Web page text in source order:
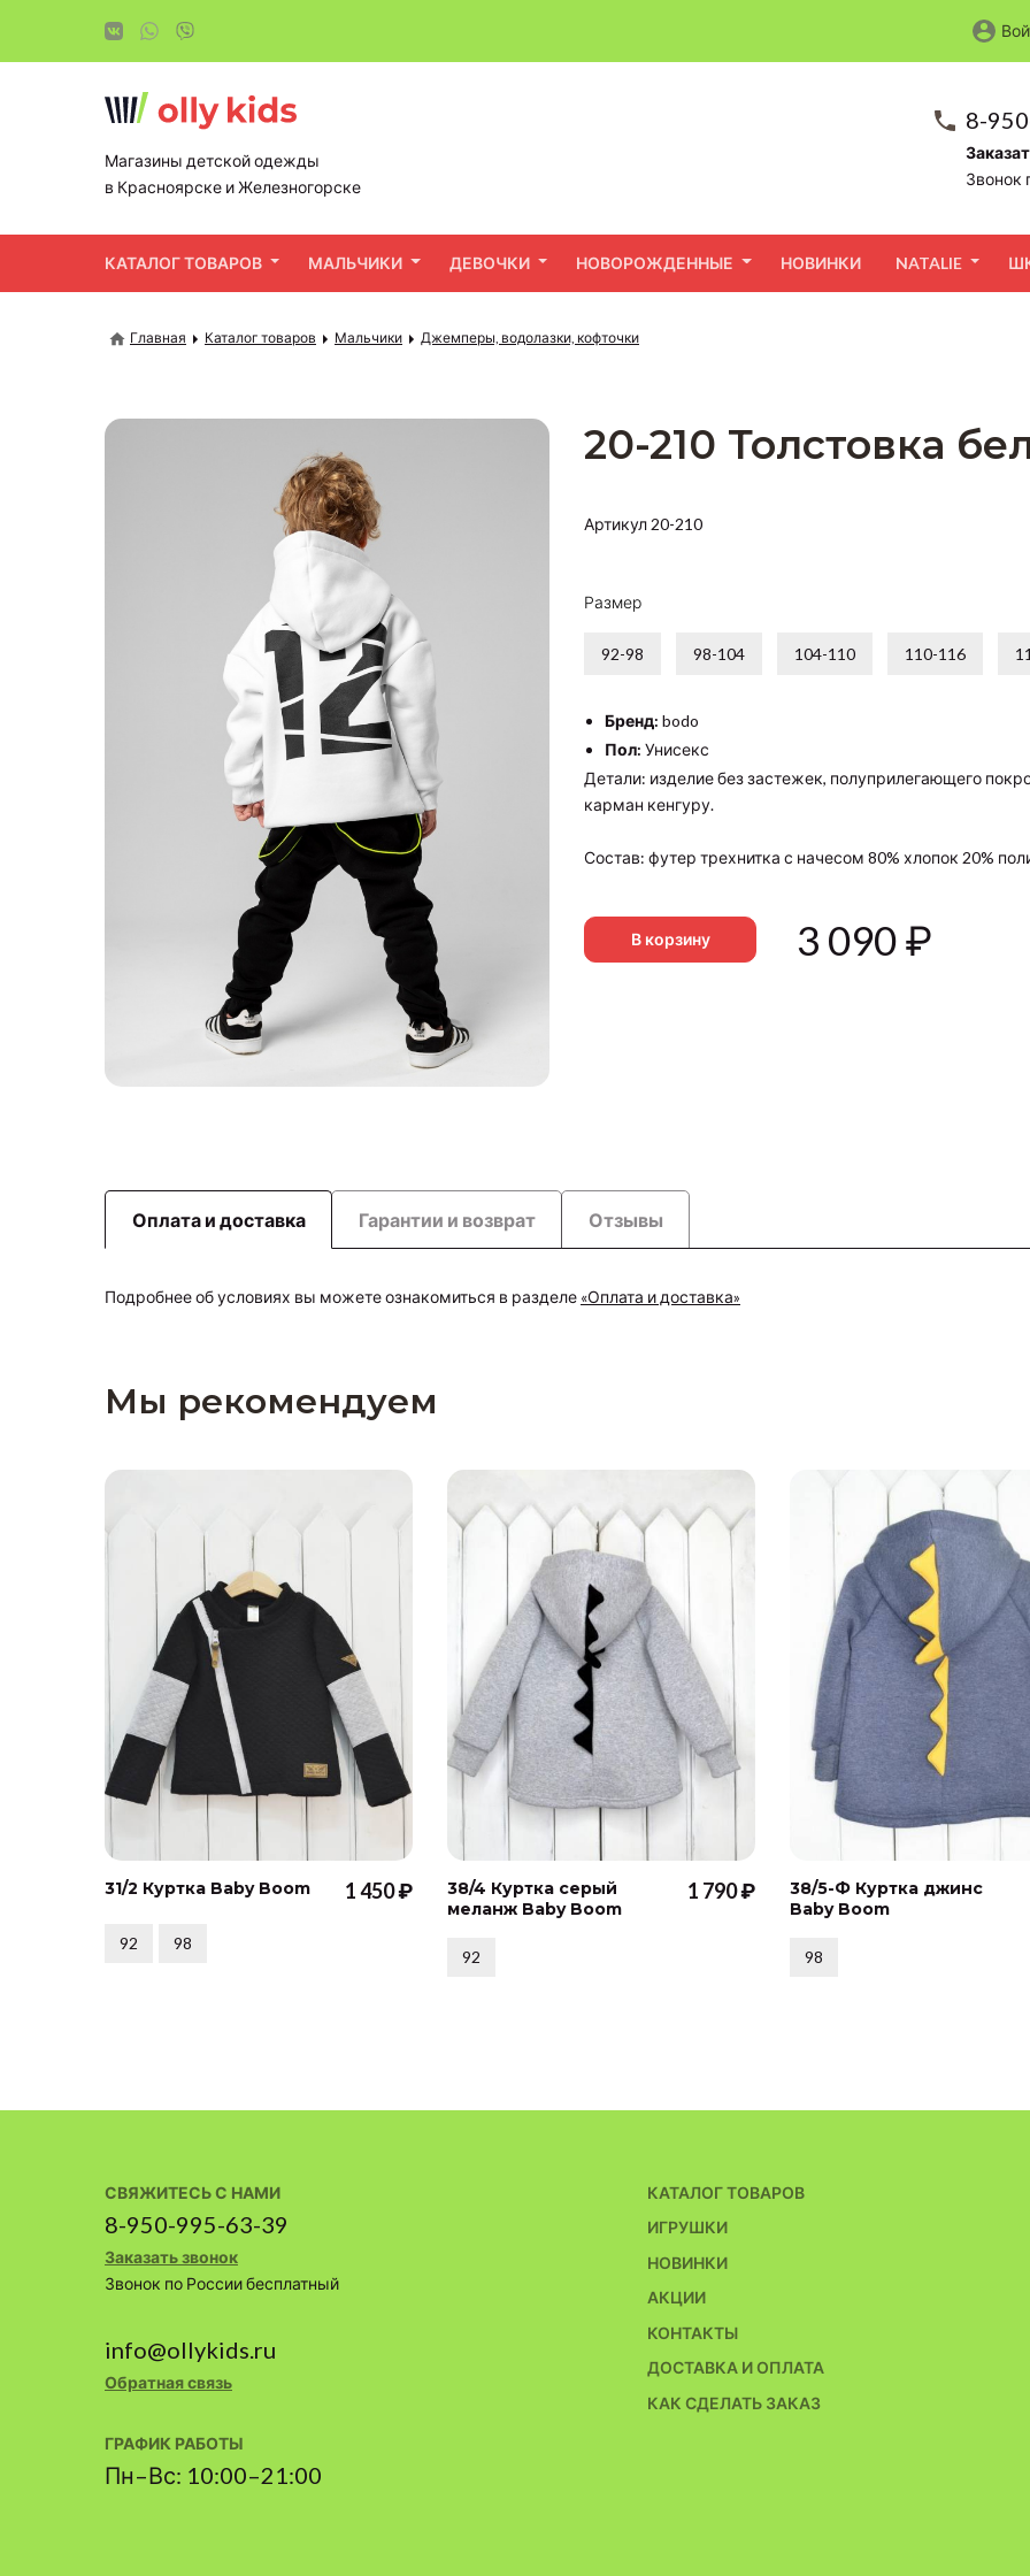
Магазины детской одежды
в Красноярске и Железногорске
8-
Звонок
КАТАЛОГ ТОВАРОВ МАЛЬЧИКИ ДЕВОЧКИ НОВОРОЖДЕННЫЕ НОВИНКИ NATALIE
Главная Каталог товаров Мальчики Джемперы, водолазки, кофточки
20-210 Толстовка
Артикул 20-210
Размер
92-98 98-104 104-110 110-116
Бренд: bodo
Пол: Унисекс
Детали: изделие без застежек, полуприлегающего
карман кенгуру.
Состав: футер трехнитка с начесом 80% хлопок 20%
В корзину 3 090₽
Оплата и доставка Гарантии и возврат Отзывы
Подробнее об условиях вы можете ознакомиться в разделе «Оплата и доставка»
Мы рекомендуем
31/2 Куртка Baby Boom 1 450 ₽
92 98
38/4 Куртка серый
меланж Baby Boom
1 790 ₽
92
38/5-Ф Куртка джинс
Baby Boom
98
КАТАЛОГ ТОВАРОВ
ИГРУШКИ
НОВИНКИ
АКЦИИ
КОНТАКТЫ
ДОСТАВКА И ОПЛАТА
КАК СДЕЛАТЬ ЗАКАЗ
СВЯЖИТЕСЬ С НАМИ
8-950-995-63-39
Заказать звонок
Звонок по России бесплатный
info@ollykids.ru
Обратная связь
ГРАФИК РАБОТЫ
Пн–Вс: 10:00–21:00